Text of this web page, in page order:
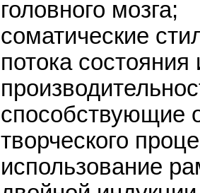
головного мозга;
соматические
потока
способствующие
творческого
использование